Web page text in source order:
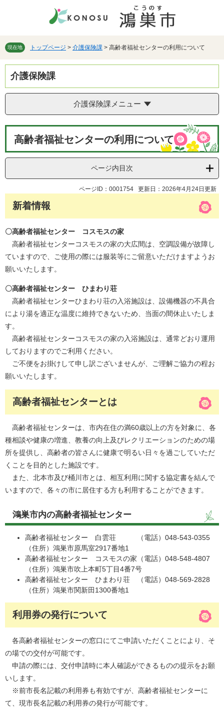
先
す。
を
て
現在地 トップページ > 介護保険課 > 高齢者福祉センターの利用について
介護保険課
介護保険課メニュー
高齢者福祉センターの利用について
ページ内目次
ページID：0001754 更新日：2026年4月24日更新
新着情報
〇高齢者福祉センター コスモスの家
高齢者福祉センターコスモスの家の大広間は、空調設備が故障し
ていますので、ご使用の際には服装等にご留意いただけますようお
願いいたします。
〇高齢者福祉センター ひまわり荘
高齢者福祉センターひまわり荘の入浴施設は、設備機器の不具合
により湯を適正な温度に維持できないため、当面の間休止いたしま
す。
高齢者福祉センターコスモスの家の入浴施設は、通常どおり運用
しておりますのでご利用ください。
ご不便をお掛けして申し訳ございませんが、ご理解ご協力の程お
願いいたします。
高齢者福祉センターとは
高齢者福祉センターは、市内在住の満60歳以上の方を対象に、各
種相談や健康の増進、教養の向上及びレクリエーションのための場
所を提供し、高齢者の皆さんに健康で明るい日々を過ごしていただ
くことを目的とした施設です。
また、北本市及び桶川市とは、相互利用に関する協定書を結んで
いますので、各々の市に居住する方も利用することができます。
鴻巣市内の高齢者福祉センター
高齢者福祉センター 白雲荘 （電話）048-543-0355
（住所）鴻巣市原馬室2917番地1
高齢者福祉センター コスモスの家（電話）048-548-4807
（住所）鴻巣市吹上本町5丁目4番7号
高齢者福祉センター ひまわり荘 （電話）048-569-2828
（住所）鴻巣市関新田1300番地1
利用券の発行について
各高齢者福祉センターの窓口にてご申請いただくことにより、そ
の場での交付が可能です。
申請の際には、交付申請時に本人確認ができるものの提示をお願
いします。
※前市長名記載の利用券も有効ですが、高齢者福祉センターに
て、現市長名記載の利用券の発行が可能です。